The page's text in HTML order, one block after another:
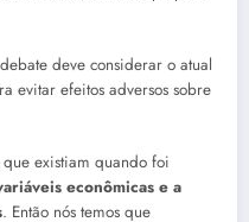
deve considerar o atual
evitar efeitos adversos sobre
que existiam quando foi
econômicas e a
. Então nós temos que